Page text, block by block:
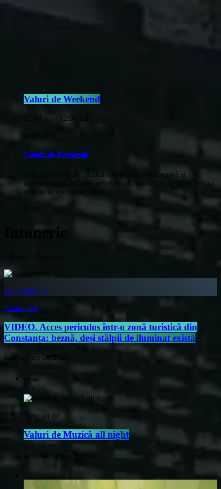
Valuri de Weekend
12:00 am - 12:00 am
Valuri de Weekend
Selecție variată de muzică europeană, românească și
internațională, inclusiv artiști locali, playlisturi speciale pentru
diferite momente ale zilei
Intuneric
insert_link
Actualitate
VIDEO. Acces periculos într-o zonă turistică din
Constanța: beznă, deși stâlpii de iluminat există
today 27 aprilie 2026
On air
Now on air
Valuri de Muzică all night